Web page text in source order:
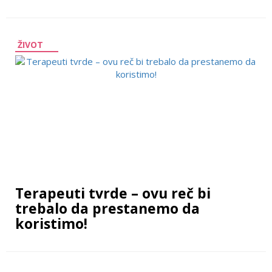
ŽIVOT
Terapeuti tvrde – ovu reč bi
trebalo da prestanemo da
koristimo!